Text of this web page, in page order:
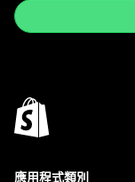
應用程式類別